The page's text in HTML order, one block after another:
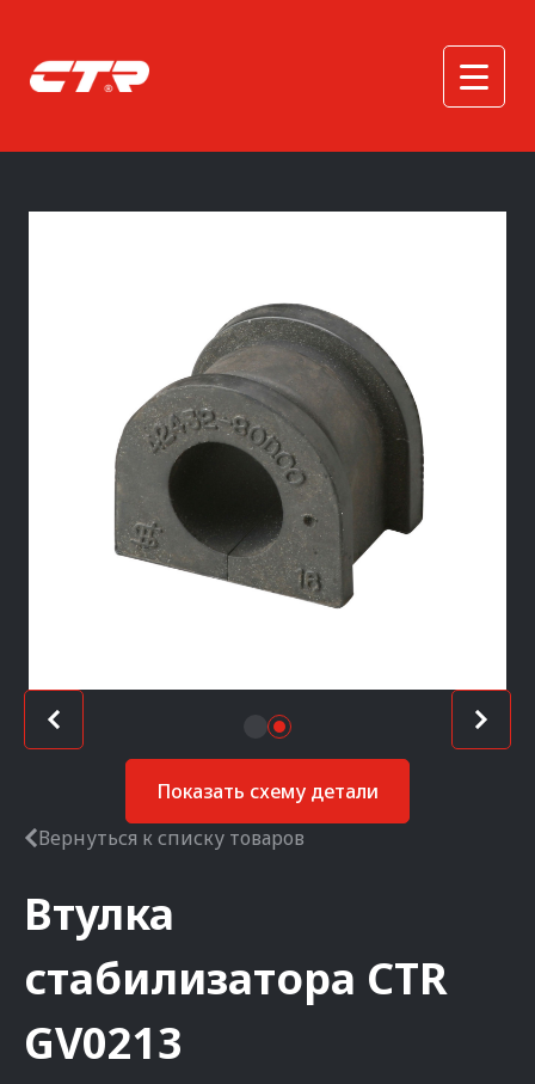
Показать схему детали
Вернуться к списку товаров
Втулка
стабилизатора CTR
GV0213